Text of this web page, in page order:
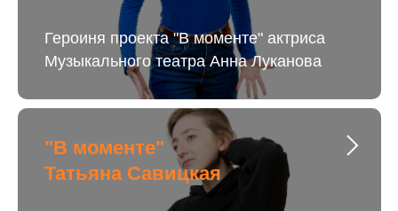
Героиня проекта "В моменте" актриса
Музыкального театра Анна Луканова
"В моменте"
Татьяна Савицкая